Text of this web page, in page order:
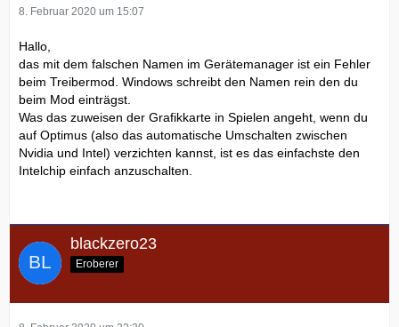
8. Februar 2020 um 15:07
Hallo,
das mit dem falschen Namen im Gerätemanager ist ein Fehler
beim Treibermod. Windows schreibt den Namen rein den du
beim Mod einträgst.
Was das zuweisen der Grafikkarte in Spielen angeht, wenn du
auf Optimus (also das automatische Umschalten zwischen
Nvidia und Intel) verzichten kannst, ist es das einfachste den
Intelchip einfach anzuschalten.
blackzero23
Eroberer